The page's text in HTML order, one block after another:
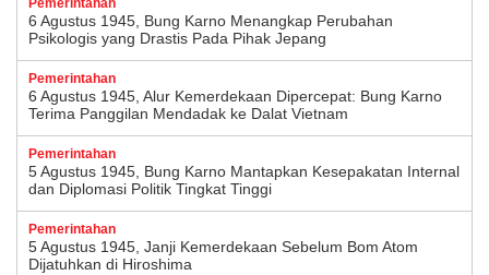
Pemerintahan
6 Agustus 1945, Bung Karno Menangkap Perubahan
Psikologis yang Drastis Pada Pihak Jepang
Pemerintahan
6 Agustus 1945, Alur Kemerdekaan Dipercepat: Bung Karno
Terima Panggilan Mendadak ke Dalat Vietnam
Pemerintahan
5 Agustus 1945, Bung Karno Mantapkan Kesepakatan Internal
dan Diplomasi Politik Tingkat Tinggi
Pemerintahan
5 Agustus 1945, Janji Kemerdekaan Sebelum Bom Atom
Dijatuhkan di Hiroshima